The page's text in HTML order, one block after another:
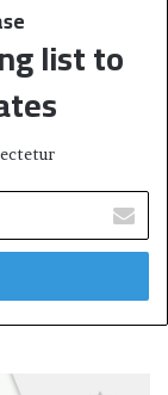
list to
خ
ب
ر